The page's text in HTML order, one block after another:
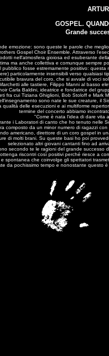
GOSPEL.
Grande
emozione: sono queste le parole che
Gospel Choir Ensemble. Attraverso
nell'atmosfera gioiosa ed esuberante
ma anche collettiva e comunque sempre
pubblico fosse estremamente positivo:
particolarmente insensibili verso qualsiasi
bravura del coro, che si avvale di voci
alle tastiere, Filippo Manni al basso
Carla Baldini, ideatrice e fondatrice del
fra cui Tiziana Ghiglioni, Bob Stoloff e Mark
sono nate le sue creature, il
qualità delle esecuzioni e ai multiforme
termine del concerto abbiamo
"Come è nata l'idea di dare vita
i Laboratori di canto che ho tenuto nelle
composto da un minor numero di ragazzi
americano, direttore di un coro gospel in
di molti brani. Su queste basi ho poi
selezionato altri giovani cantanti fino ad
secondo te le ragioni del grande successo
riscontri così positivi perché riesce a
spontanea che coinvolge gli spettatori
da pochissimo tempo e nonostante questo